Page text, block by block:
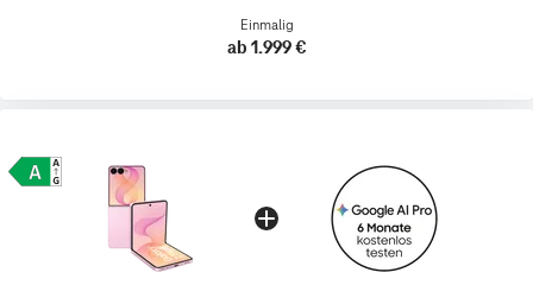
Einmalig
ab 1.999 €